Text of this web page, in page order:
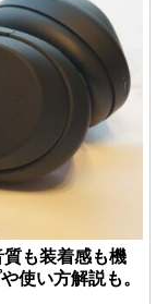
も装着感も機
使い方解説も。